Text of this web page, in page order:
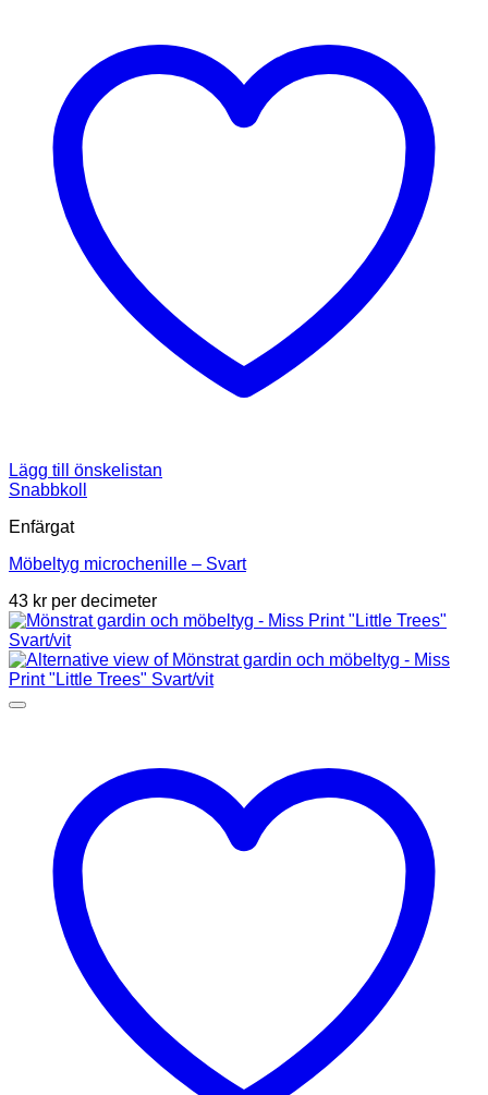
Lägg till önskelistan
Snabbkoll
Enfärgat
Möbeltyg microchenille – Svart
43 kr per decimeter